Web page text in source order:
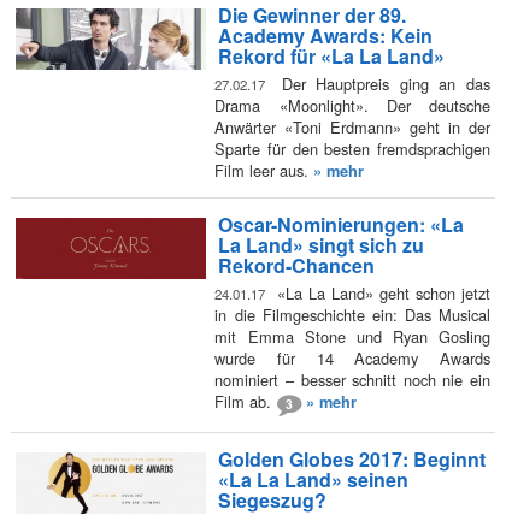
Die Gewinner der 89.
Academy Awards: Kein
Rekord für «La La Land»
27.02.17
Der Hauptpreis ging an das
Drama «Moonlight». Der deutsche
Anwärter «Toni Erdmann» geht in der
Sparte für den besten fremdsprachigen
Film leer aus. » mehr
Oscar-Nominierungen: «La
La Land» singt sich zu
Rekord-Chancen
24.01.17
«La La Land» geht schon jetzt
in die Filmgeschichte ein: Das Musical
mit Emma Stone und Ryan Gosling
wurde für 14 Academy Awards
nominiert – besser schnitt noch nie ein
Film ab.
3 » mehr
Golden Globes 2017: Beginnt
«La La Land» seinen
Siegeszug?